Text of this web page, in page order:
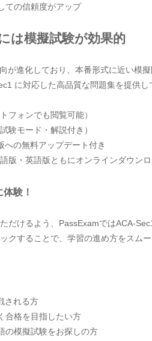
ての信頼度がアップ
は模擬試験が効果的
が進化しており、本番形式に近い模
に対応した高品質な問題集を提供
フォンでも閲覧可能）
験モード・解説付き）
への無料アップデート付き
版・英語版ともにオンラインダウン
験！
だけるよう、PassExamではACA-
クすることで、学習の進め方をスム
される方
合格を目指したい方
の模擬試験をお探しの方